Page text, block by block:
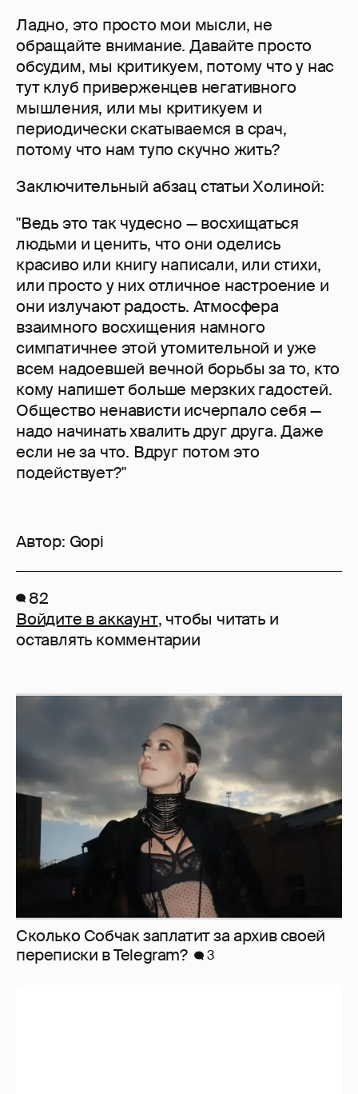
Ладно, это просто мои мысли, не
обращайте внимание. Давайте просто
обсудим, мы критикуем, потому что у нас
тут клуб приверженцев негативного
мышления, или мы критикуем и
периодически скатываемся в срач,
потому что нам тупо скучно жить?
Заключительный абзац статьи Холиной:
"Ведь это так чудесно — восхищаться
людьми и ценить, что они оделись
красиво или книгу написали, или стихи,
или просто у них отличное настроение и
они излучают радость. Атмосфера
взаимного восхищения намного
симпатичнее этой утомительной и уже
всем надоевшей вечной борьбы за то, кто
кому напишет больше мерзких гадостей.
Общество ненависти исчерпало себя —
надо начинать хвалить друг друга. Даже
если не за что. Вдруг потом это
подействует?"
Автор: Gopi
82
Войдите в аккаунт, чтобы читать и
оставлять комментарии
Сколько Собчак заплатит за архив своей
перeписки в Telegram?
3